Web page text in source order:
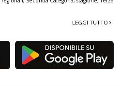
LEGGI TUTTO